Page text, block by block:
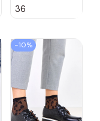
36
−10%